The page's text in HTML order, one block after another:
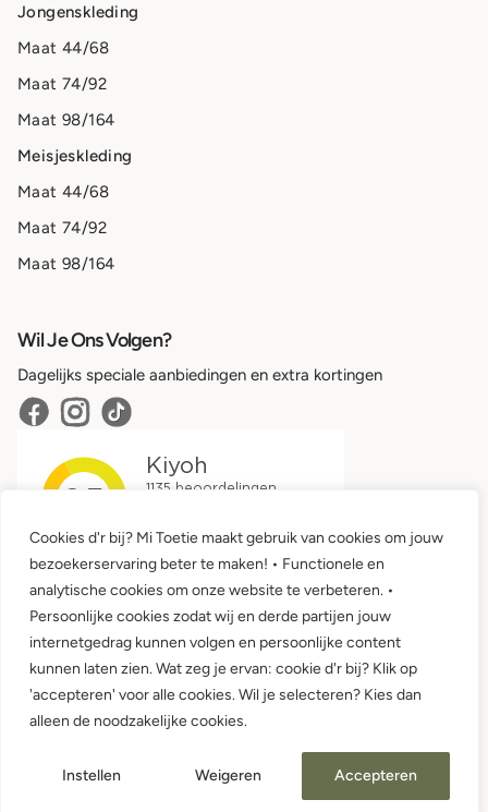
Cookies d'r bij? Mi Toetie maakt gebruik van cookies om jouw
bezoekerservaring beter te maken! • Functionele en
analytische cookies om onze website te verbeteren. •
Persoonlijke cookies zodat wij en derde partijen jouw
internetgedrag kunnen volgen en persoonlijke content
kunnen laten zien. Wat zeg je ervan: cookie d'r bij? Klik op
'accepteren' voor alle cookies. Wil je selecteren? Kies dan
alleen de noodzakelijke cookies.
Instellen Weigeren Accepteren
Jongenskleding
Maat 44/68
Maat 74/92
Maat 98/164
Meisjeskleding
Maat 44/68
Maat 74/92
Maat 98/164
Wil Je Ons Volgen?
Dagelijks speciale aanbiedingen en extra kortingen
Algemene voorwaarden •
© 2026 Mi Toetie Babykleding en Kinderkleding